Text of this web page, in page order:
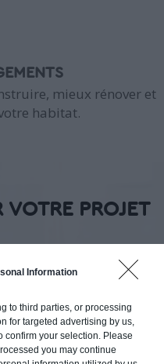
Information
to third parties, or processing
for targeted advertising by us,
confirm your selection. Please
you may continue
mieux rénover et
habitat.
VOTRE PROJET
gratuite
et artisans
obtenez une
des délais de